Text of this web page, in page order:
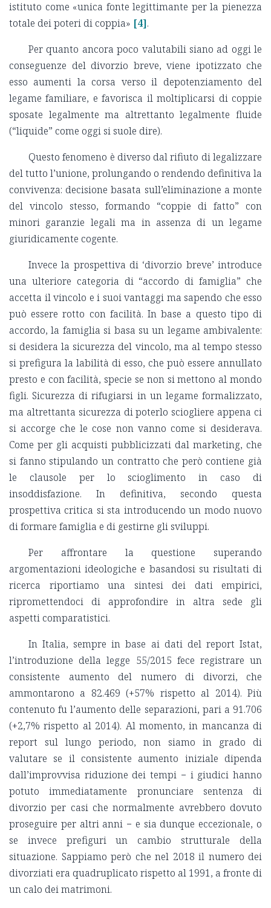
istituto come «unica fonte legittimante per la pienezza
totale dei poteri di coppia» [4].
Per quanto ancora poco valutabili siano ad oggi le
conseguenze del divorzio breve, viene ipotizzato che
esso aumenti la corsa verso il depotenziamento del
legame familiare, e favorisca il moltiplicarsi di coppie
sposate legalmente ma altrettanto legalmente fluide
(“liquide” come oggi si suole dire).
Questo fenomeno è diverso dal rifiuto di legalizzare
del tutto l’unione, prolungando o rendendo definitiva la
convivenza: decisione basata sull’eliminazione a monte
del vincolo stesso, formando “coppie di fatto” con
minori garanzie legali ma in assenza di un legame
giuridicamente cogente.
Invece la prospettiva di ‘divorzio breve’ introduce
una ulteriore categoria di “accordo di famiglia” che
accetta il vincolo e i suoi vantaggi ma sapendo che esso
può essere rotto con facilità. In base a questo tipo di
accordo, la famiglia si basa su un legame ambivalente:
si desidera la sicurezza del vincolo, ma al tempo stesso
si prefigura la labilità di esso, che può essere annullato
presto e con facilità, specie se non si mettono al mondo
figli. Sicurezza di rifugiarsi in un legame formalizzato,
ma altrettanta sicurezza di poterlo sciogliere appena ci
si accorge che le cose non vanno come si desiderava.
Come per gli acquisti pubblicizzati dal marketing, che
si fanno stipulando un contratto che però contiene già
le clausole per lo scioglimento in caso di
insoddisfazione. In definitiva, secondo questa
prospettiva critica si sta introducendo un modo nuovo
di formare famiglia e di gestirne gli sviluppi.
Per affrontare la questione superando
argomentazioni ideologiche e basandosi su risultati di
ricerca riportiamo una sintesi dei dati empirici,
ripromettendoci di approfondire in altra sede gli
aspetti comparatistici.
In Italia, sempre in base ai dati del report Istat,
l’introduzione della legge 55/2015 fece registrare un
consistente aumento del numero di divorzi, che
ammontarono a 82.469 (+57% rispetto al 2014). Più
contenuto fu l’aumento delle separazioni, pari a 91.706
(+2,7% rispetto al 2014). Al momento, in mancanza di
report sul lungo periodo, non siamo in grado di
valutare se il consistente aumento iniziale dipenda
dall’improvvisa riduzione dei tempi − i giudici hanno
potuto immediatamente pronunciare sentenza di
divorzio per casi che normalmente avrebbero dovuto
proseguire per altri anni − e sia dunque eccezionale, o
se invece prefiguri un cambio strutturale della
situazione. Sappiamo però che nel 2018 il numero dei
divorziati era quadruplicato rispetto al 1991, a fronte di
un calo dei matrimoni.